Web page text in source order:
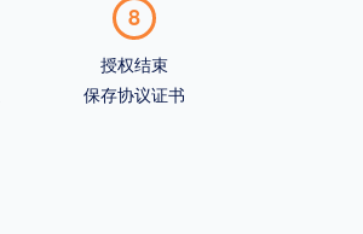
8
授权结束
保存协议证书